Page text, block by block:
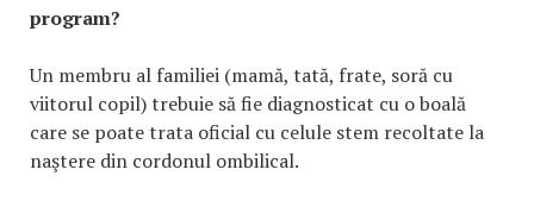
program?
Un membru al familiei (mamă, tată, frate, soră cu
viitorul copil) trebuie să fie diagnosticat cu o boală
care se poate trata oficial cu celule stem recoltate la
naştere din cordonul ombilical.